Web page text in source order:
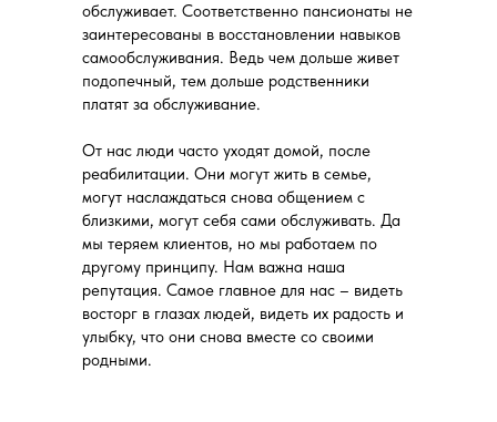
обслуживает. Соответственно пансионаты не
заинтересованы в восстановлении навыков
самообслуживания. Ведь чем дольше живет
подопечный, тем дольше родственники
платят за обслуживание.
От нас люди часто уходят домой, после
реабилитации. Они могут жить в семье,
могут наслаждаться снова общением с
близкими, могут себя сами обслуживать. Да
мы теряем клиентов, но мы работаем по
другому принципу. Нам важна наша
репутация. Самое главное для нас – видеть
восторг в глазах людей, видеть их радость и
улыбку, что они снова вместе со своими
родными.